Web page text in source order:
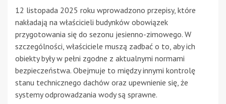
12 listopada 2025 roku wprowadzono przepisy, które
nakładają na właścicieli budynków obowiązek
przygotowania się do sezonu jesienno-zimowego. W
szczególności, właściciele muszą zadbać o to, aby ich
obiekty były w pełni zgodne z aktualnymi normami
bezpieczeństwa. Obejmuje to między innymi kontrolę
stanu technicznego dachów oraz upewnienie się, że
systemy odprowadzania wody są sprawne.